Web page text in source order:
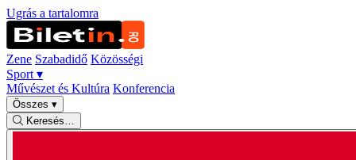
Ugrás a tartalomra
Zene Szabadidő Közösségi
Sport ▾
Művészet és Kultúra Konferencia
Összes ▾
Keresés…